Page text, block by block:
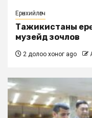
Ерөнхийлөгч
Тажикистаны
музейд зочлов
2 долоо хоног ago